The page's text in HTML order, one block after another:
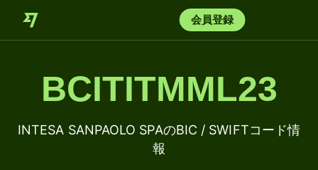
会員登録
BCITITMML23
INTESA SANPAOLO SPAのBIC / SWIFTコード情
報